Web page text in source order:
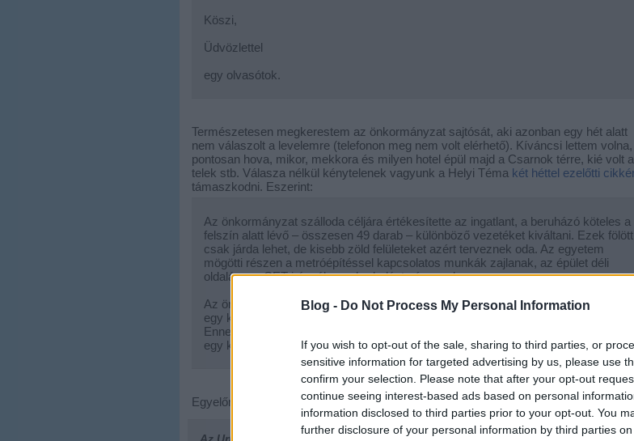
Blog - Do Not Process My Personal Information
If you wish to opt-out of the sale, sharing to third parties, or
sensitive information for targeted advertising by us, please use
confirm your selection. Please note that after your opt-out
continue seeing interest-based ads based on personal
information disclosed to third parties prior to your opt-out. You
further disclosure of your personal information by third parties on
Köszi,
Üdvözlettel
egy olvasótok.
Természetesen megkerestem az önkormányzat sajtósát, aki azonban egy hét alatt
nem válaszolt a levelemre (telefonon meg nem volt elérhető). Kíváncsi lettem volna,
pontosan hova, mikor, mekkora és milyen hotel épül majd a Csarnok térre, kié volt a
telek stb. Válasza nélkül kénytelenek vagyunk a Helyi Téma két héttel ezelőtti
támaszkodni. Eszerint:
Az önkormányzat szálloda céljára értékesítette az ingatlant, a beruházó köteles a
felszín alatt lévő – összesen 49 darab – különböző vezetéket kiváltani. Ezek fölött
csak járda lehet, de kisebb zöld felületeket azért terveznek oda. Az egyetem
mögötti részen a metróépítéssel kapcsolatos munkák zajlanak, az épület déli
oldalán – a CET irányában – burkolást végeznek.
Az önkormányzat korábban meghirdetett egy pályázatot, ami eredményes lett,
egy közforgalmú mélygarázs épülhet, amelyet a beruházó szálloda készít el.
Ennek a garázsnak lesz közforgalmi része, amit bárki használhat, mellette pedig
egy külön rész a szálloda igényeinek kielégítésére.
Egyelőre ennyi, a többit meglátjuk...